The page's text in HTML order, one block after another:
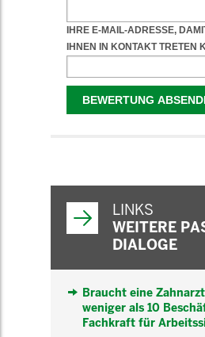
LINKS
WEITERE
DIALOGE
Braucht eine
weniger als 10
Fachkraft für